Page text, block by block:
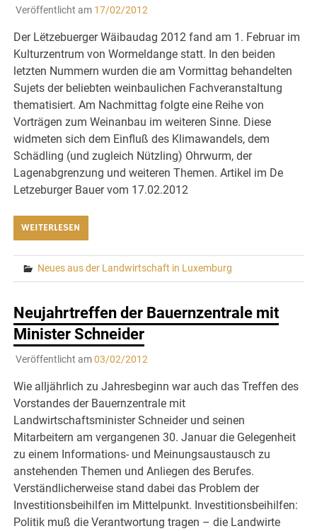
Veröffentlicht am 17/02/2012
Der Lëtzebuerger Wäibaudag 2012 fand am 1. Februar im
Kulturzentrum von Wormeldange statt. In den beiden
letzten Nummern wurden die am Vormittag behandelten
Sujets der beliebten weinbaulichen Fachveranstaltung
thematisiert. Am Nachmittag folgte eine Reihe von
Vorträgen zum Weinanbau im weiteren Sinne. Diese
widmeten sich dem Einfluß des Klimawandels, dem
Schädling (und zugleich Nützling) Ohrwurm, der
Lagenabgrenzung und weiteren Themen. Artikel im De
Letzeburger Bauer vom 17.02.2012
WEITERLESEN
Neues aus der Landwirtschaft in Luxemburg
Neujahrtreffen der Bauernzentrale mit
Minister Schneider
Veröffentlicht am03/02/2012
Wie alljährlich zu Jahresbeginn war auch das Treffen des
Vorstandes der Bauernzentrale mit
Landwirtschaftsminister Schneider und seinen
Mitarbeitern am vergangenen 30. Januar die Gelegenheit
zu einem Informations- und Meinungsaustausch zu
anstehenden Themen und Anliegen des Berufes.
Verständlicherweise stand dabei das Problem der
Investitionsbeihilfen im Mittelpunkt. Investitionsbeihilfen:
Politik muß die Verantwortung tragen – die Landwirte